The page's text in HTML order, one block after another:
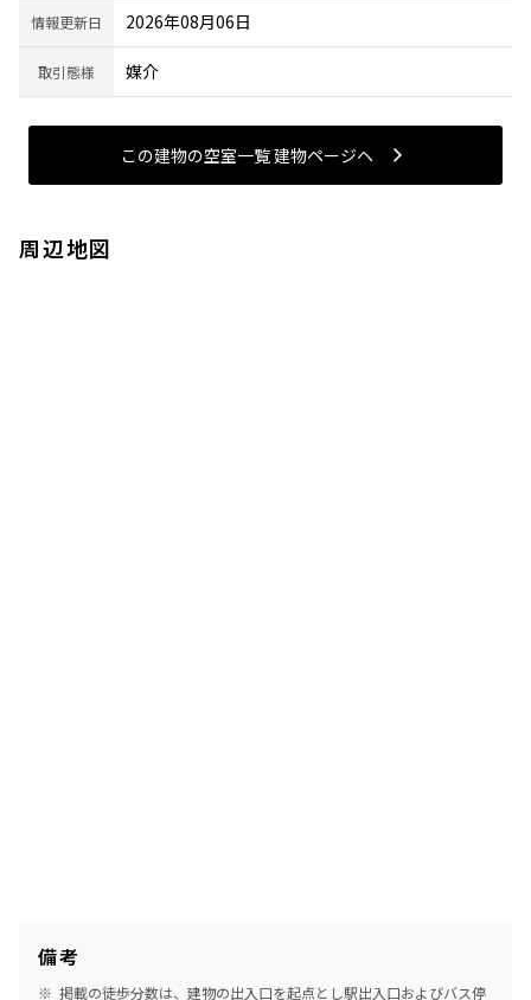
情報更新日 2026年08月06日
取引態様 媒介
この建物の空室一覧 建物ページヘ
周辺地図
備考
掲載の徒歩分数は、建物の出入口を起点とし駅出入口およびバス停